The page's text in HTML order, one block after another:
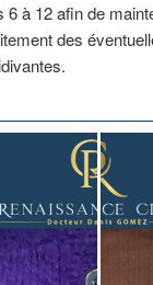
6 à 12 afin de
des